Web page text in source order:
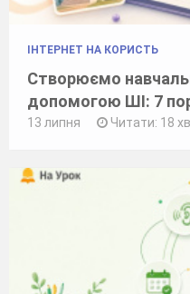
ІНТЕРНЕТ НА КОРИСТЬ
Створюємо
допомогою ШІ: 7
13 липня Читати: 18